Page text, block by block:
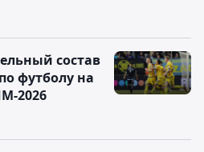
состав
футболу на
2026